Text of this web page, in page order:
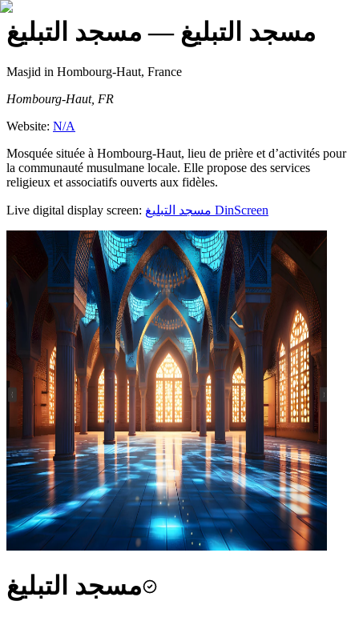
مسجد التبليغ — مسجد التبليغ
Masjid in Hombourg-Haut, France
Hombourg-Haut, FR
Website: N/A
Mosquée située à Hombourg-Haut, lieu de prière et d’activités pour
la communauté musulmane locale. Elle propose des services
religieux et associatifs ouverts aux fidèles.
Live digital display screen: مسجد التبليغ DinScreen
مسجد التبليغ